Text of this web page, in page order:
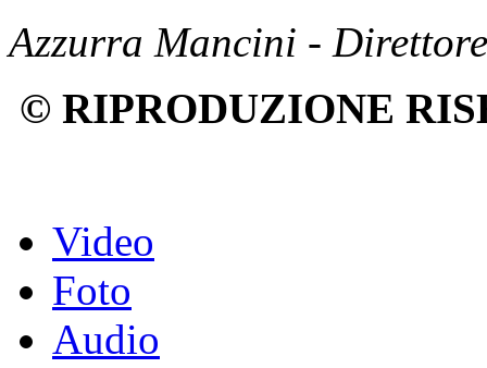
Azzurra Mancini -
© RIPRODUZIONE
Video
Foto
Audio